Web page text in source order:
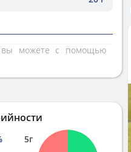
вы можете с помощью
5г